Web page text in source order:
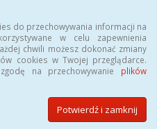
do przechowywania informacji na
w celu zapewnienia
chwili możesz dokonać zmiany
cookies w Twojej przeglądarce.
na przechowywanie plików
Potwierdź i zamknij
PUBLICZNEJ
w Gostyninie